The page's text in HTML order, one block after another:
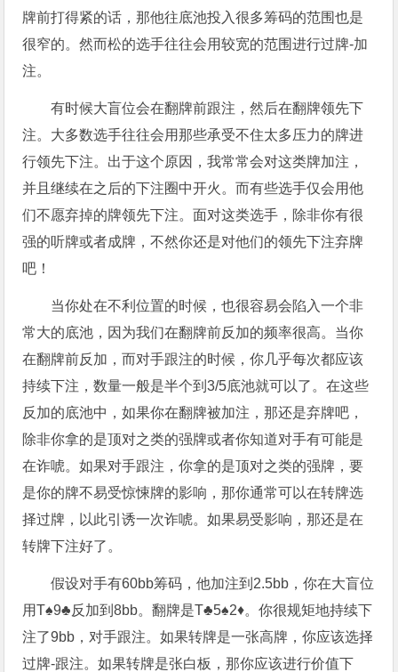
牌前打得紧的话，那他往底池投入很多筹码的范围也是
很窄的。然而松的选手往往会用较宽的范围进行过牌-加
注。
有时候大盲位会在翻牌前跟注，然后在翻牌领先下
注。大多数选手往往会用那些承受不住太多压力的牌进
行领先下注。出于这个原因，我常常会对这类牌加注，
并且继续在之后的下注圈中开火。而有些选手仅会用他
们不愿弃掉的牌领先下注。面对这类选手，除非你有很
强的听牌或者成牌，不然你还是对他们的领先下注弃牌
吧！
当你处在不利位置的时候，也很容易会陷入一个非
常大的底池，因为我们在翻牌前反加的频率很高。当你
在翻牌前反加，而对手跟注的时候，你几乎每次都应该
持续下注，数量一般是半个到3/5底池就可以了。在这些
反加的底池中，如果你在翻牌被加注，那还是弃牌吧，
除非你拿的是顶对之类的强牌或者你知道对手有可能是
在诈唬。如果对手跟注，你拿的是顶对之类的强牌，要
是你的牌不易受惊悚牌的影响，那你通常可以在转牌选
择过牌，以此引诱一次诈唬。如果易受影响，那还是在
转牌下注好了。
假设对手有60bb筹码，他加注到2.5bb，你在大盲位
用T♠9♣反加到8bb。翻牌是T♣5♠2♦。你很规矩地持续下
注了9bb，对手跟注。如果转牌是一张高牌，你应该选择
过牌-跟注。如果转牌是张白板，那你应该进行价值下